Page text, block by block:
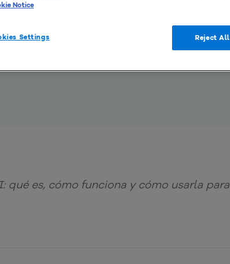
qué es, cómo funciona y cómo usarla para
Notice
Settings Reject All